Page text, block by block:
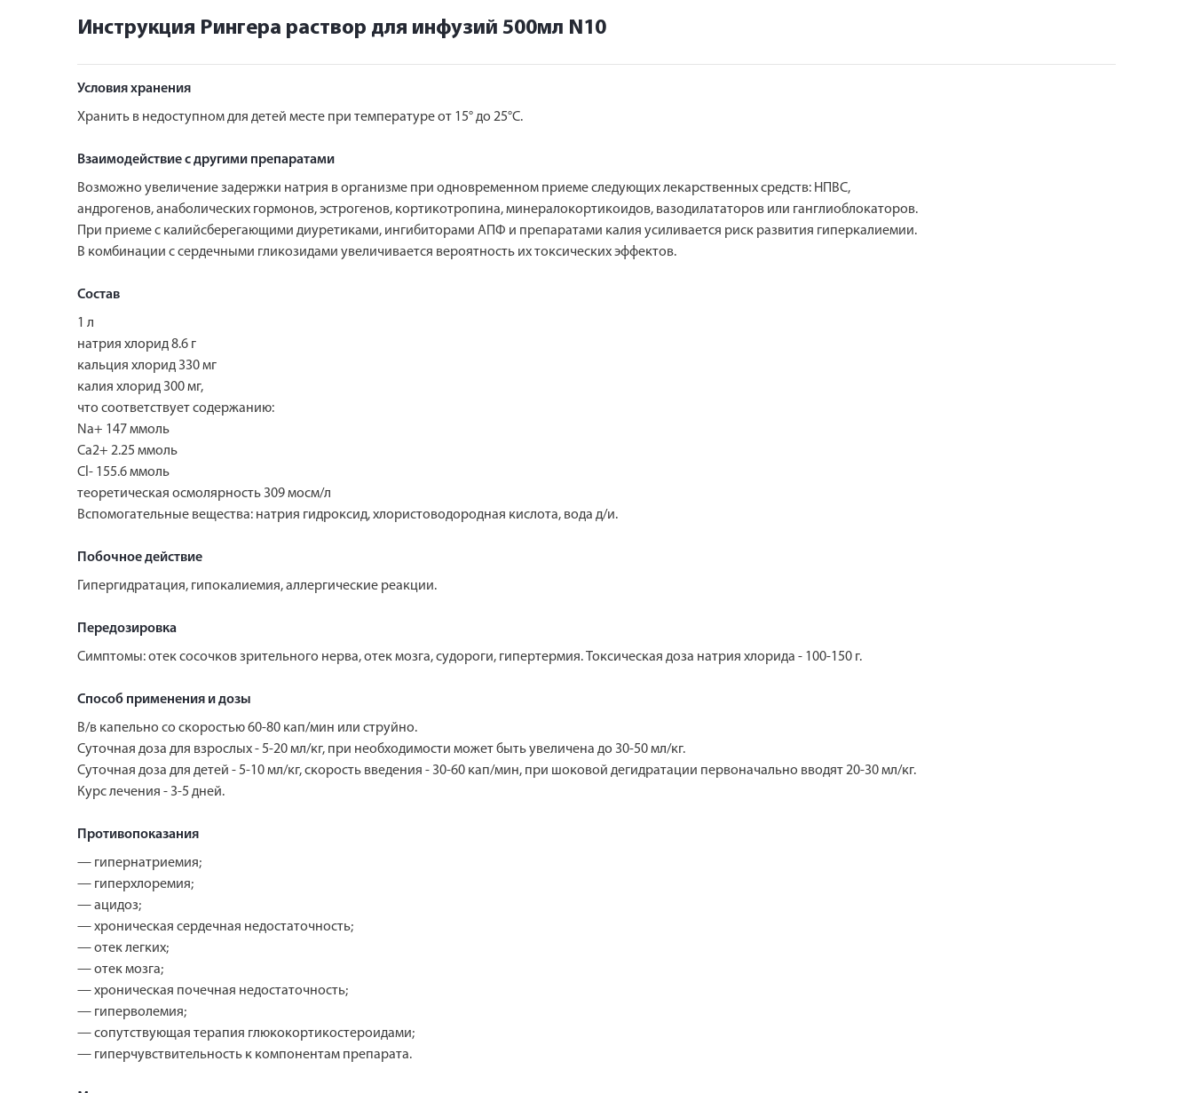
Инструкция Рингера раствор для инфузий 500мл N10
Условия хранения
Хранить в недоступном для детей месте при температуре от 15° до 25°С.
Взаимодействие с другими препаратами
Возможно увеличение задержки натрия в организме при одновременном приеме следующих лекарственных средств: НПВС,
андрогенов, анаболических гормонов, эстрогенов, кортикотропина, минералокортикоидов, вазодилататоров или ганглиоблокаторов.
При приеме с калийсберегающими диуретиками, ингибиторами АПФ и препаратами калия усиливается риск развития гиперкалиемии.
В комбинации с сердечными гликозидами увеличивается вероятность их токсических эффектов.
Состав
1 л
натрия хлорид 8.6 г
кальция хлорид 330 мг
калия хлорид 300 мг,
что соответствует содержанию:
Na+ 147 ммоль
Ca2+ 2.25 ммоль
Cl- 155.6 ммоль
теоретическая осмолярность 309 мосм/л
Вспомогательные вещества: натрия гидроксид, хлористоводородная кислота, вода д/и.
Побочное действие
Гипергидратация, гипокалиемия, аллергические реакции.
Передозировка
Симптомы: отек сосочков зрительного нерва, отек мозга, судороги, гипертермия. Токсическая доза натрия хлорида - 100-150 г.
Способ применения и дозы
В/в капельно со скоростью 60-80 кап/мин или струйно.
Суточная доза для взрослых - 5-20 мл/кг, при необходимости может быть увеличена до 30-50 мл/кг.
Суточная доза для детей - 5-10 мл/кг, скорость введения - 30-60 кап/мин, при шоковой дегидратации первоначально вводят 20-30 мл/кг.
Курс лечения - 3-5 дней.
Противопоказания
— гипернатриемия;
— гиперхлоремия;
— ацидоз;
— хроническая сердечная недостаточность;
— отек легких;
— отек мозга;
— хроническая почечная недостаточность;
— гиперволемия;
— сопутствующая терапия глюкокортикостероидами;
— гиперчувствительность к компонентам препарата.